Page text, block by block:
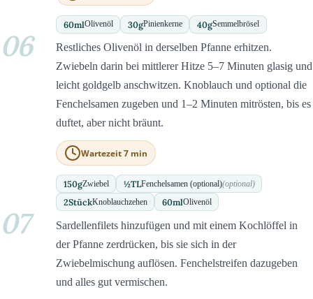
60mlOlivenöl 30gPinienkerne 40gSemmelbrösel
06
Restliches Olivenöl in derselben Pfanne erhitzen.
Zwiebeln darin bei mittlerer Hitze 5–7 Minuten glasig und
leicht goldgelb anschwitzen. Knoblauch und optional die
Fenchelsamen zugeben und 1–2 Minuten mitrösten, bis es
duftet, aber nicht bräunt.
Wartezeit 7 min
150gZwiebel ½TLFenchelsamen (optional)(optional)
2StückKnoblauchzehen 60mlOlivenöl
07
Sardellenfilets hinzufügen und mit einem Kochlöffel in
der Pfanne zerdrücken, bis sie sich in der
Zwiebelmischung auflösen. Fenchelstreifen dazugeben
und alles gut vermischen.